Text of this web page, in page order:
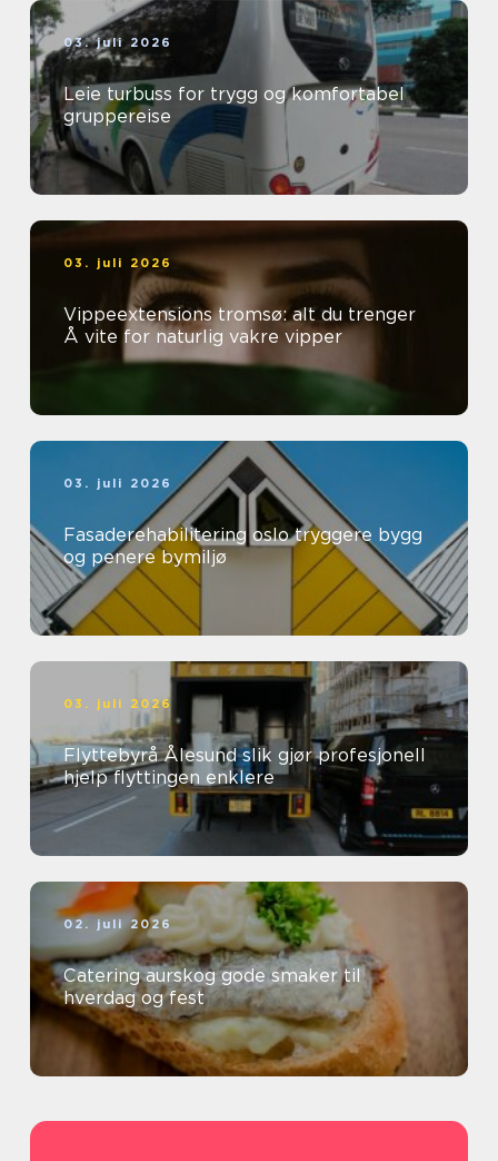
03. juli 2026
Leie turbuss for trygg og komfortabel
gruppereise
03. juli 2026
Vippeextensions tromsø: alt du trenger
Å vite for naturlig vakre vipper
03. juli 2026
Fasaderehabilitering oslo tryggere bygg
og penere bymiljø
03. juli 2026
Flyttebyrå Ålesund slik gjør profesjonell
hjelp flyttingen enklere
02. juli 2026
Catering aurskog gode smaker til
hverdag og fest